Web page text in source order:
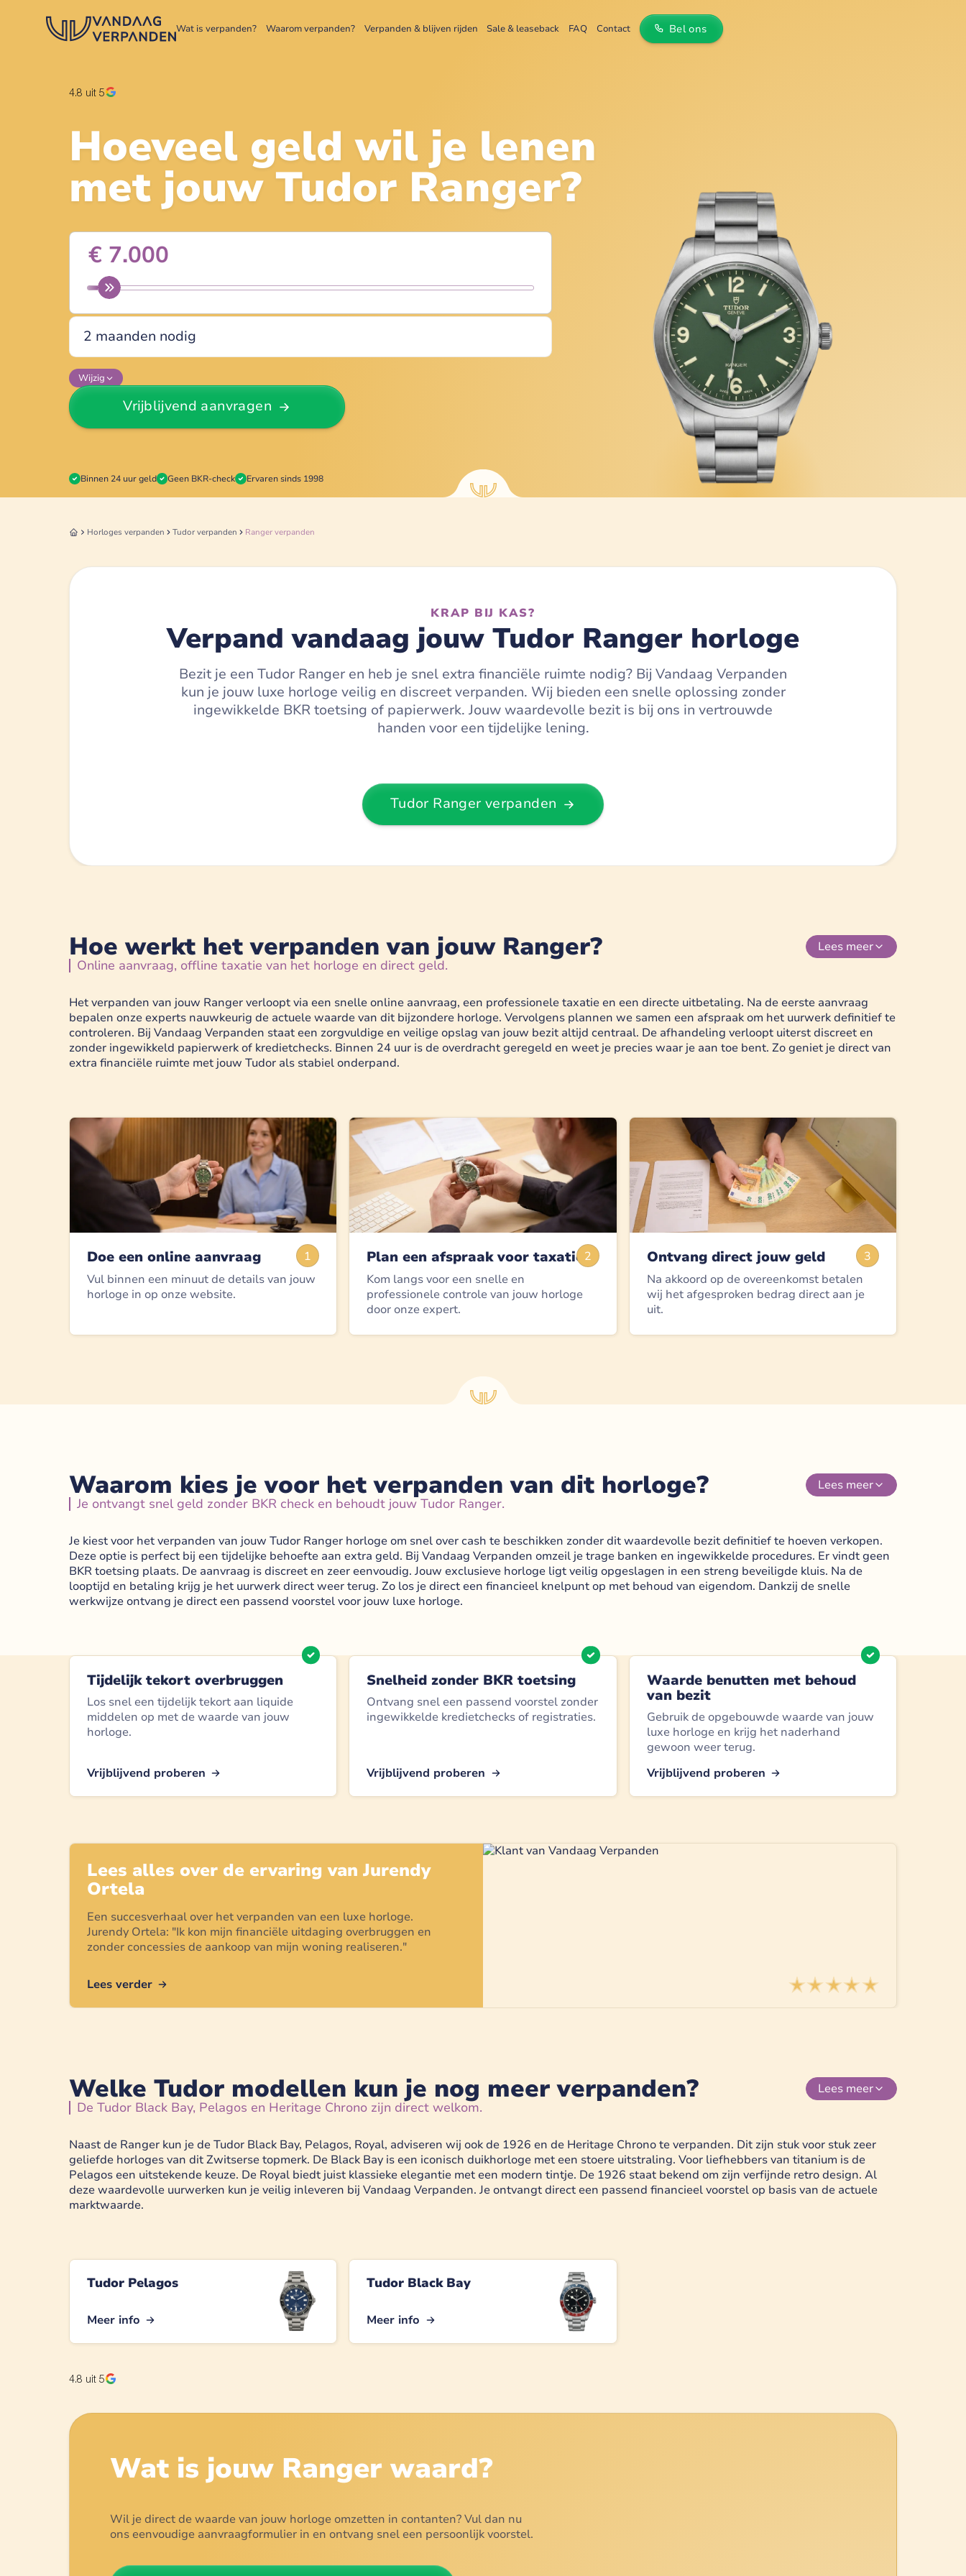
Wat is verpanden? Waarom verpanden? Verpanden & blijven rijden Sale & leaseback FAQ Contact Bel ons
4.8 uit 5
Hoeveel geld wil je lenen
met jouw Tudor Ranger?
Wijzig
Vrijblijvend aanvragen
Binnen 24 uur geld Geen BKR-check Ervaren sinds 1998
Horloges verpanden Tudor verpanden Ranger verpanden
KRAP BIJ KAS?
Verpand vandaag jouw Tudor Ranger horloge
Bezit je een Tudor Ranger en heb je snel extra financiële ruimte nodig? Bij Vandaag Verpanden
kun je jouw luxe horloge veilig en discreet verpanden. Wij bieden een snelle oplossing zonder
ingewikkelde BKR toetsing of papierwerk. Jouw waardevolle bezit is bij ons in vertrouwde
handen voor een tijdelijke lening.
Tudor Ranger verpanden
Hoe werkt het verpanden van jouw Ranger?
Online aanvraag, offline taxatie van het horloge en direct geld.
Lees meer
Het verpanden van jouw Ranger verloopt via een snelle online aanvraag, een professionele taxatie en een directe uitbetaling. Na de eerste aanvraag
bepalen onze experts nauwkeurig de actuele waarde van dit bijzondere horloge. Vervolgens plannen we samen een afspraak om het uurwerk definitief te
controleren. Bij Vandaag Verpanden staat een zorgvuldige en veilige opslag van jouw bezit altijd centraal. De afhandeling verloopt uiterst discreet en
zonder ingewikkeld papierwerk of kredietchecks. Binnen 24 uur is de overdracht geregeld en weet je precies waar je aan toe bent. Zo geniet je direct van
extra financiële ruimte met jouw Tudor als stabiel onderpand.
1
Doe een online aanvraag
Vul binnen een minuut de details van jouw
horloge in op onze website.
2
Plan een afspraak voor taxatie
Kom langs voor een snelle en
professionele controle van jouw horloge
door onze expert.
3
Ontvang direct jouw geld
Na akkoord op de overeenkomst betalen
wij het afgesproken bedrag direct aan je
uit.
Waarom kies je voor het verpanden van dit horloge?
Je ontvangt snel geld zonder BKR check en behoudt jouw Tudor Ranger.
Lees meer
Je kiest voor het verpanden van jouw Tudor Ranger horloge om snel over cash te beschikken zonder dit waardevolle bezit definitief te hoeven verkopen.
Deze optie is perfect bij een tijdelijke behoefte aan extra geld. Bij Vandaag Verpanden omzeil je trage banken en ingewikkelde procedures. Er vindt geen
BKR toetsing plaats. De aanvraag is discreet en zeer eenvoudig. Jouw exclusieve horloge ligt veilig opgeslagen in een streng beveiligde kluis. Na de
looptijd en betaling krijg je het uurwerk direct weer terug. Zo los je direct een financieel knelpunt op met behoud van eigendom. Dankzij de snelle
werkwijze ontvang je direct een passend voorstel voor jouw luxe horloge.
Tijdelijk tekort overbruggen
Los snel een tijdelijk tekort aan liquide
middelen op met de waarde van jouw
horloge.
Vrijblijvend proberen
Snelheid zonder BKR toetsing
Ontvang snel een passend voorstel zonder
ingewikkelde kredietchecks of registraties.
Vrijblijvend proberen
Waarde benutten met behoud
van bezit
Gebruik de opgebouwde waarde van jouw
luxe horloge en krijg het naderhand
gewoon weer terug.
Vrijblijvend proberen
Lees alles over de ervaring van Jurendy
Ortela
Een succesverhaal over het verpanden van een luxe horloge.
Jurendy Ortela: "Ik kon mijn financiële uitdaging overbruggen en
zonder concessies de aankoop van mijn woning realiseren."
Lees verder
Welke Tudor modellen kun je nog meer verpanden?
De Tudor Black Bay, Pelagos en Heritage Chrono zijn direct welkom.
Lees meer
Naast de Ranger kun je de Tudor Black Bay, Pelagos, Royal, adviseren wij ook de 1926 en de Heritage Chrono te verpanden. Dit zijn stuk voor stuk zeer
geliefde horloges van dit Zwitserse topmerk. De Black Bay is een iconisch duikhorloge met een stoere uitstraling. Voor liefhebbers van titanium is de
Pelagos een uitstekende keuze. De Royal biedt juist klassieke elegantie met een modern tintje. De 1926 staat bekend om zijn verfijnde retro design. Al
deze waardevolle uurwerken kun je veilig inleveren bij Vandaag Verpanden. Je ontvangt direct een passend financieel voorstel op basis van de actuele
marktwaarde.
Tudor Pelagos
Meer info
Tudor Black Bay
Meer info
4.8 uit 5
Wat is jouw Ranger waard?
Wil je direct de waarde van jouw horloge omzetten in contanten? Vul dan nu
ons eenvoudige aanvraagformulier in en ontvang snel een persoonlijk voorstel.